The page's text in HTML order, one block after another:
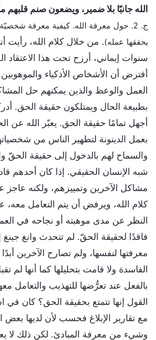
الله جانبًا بلا ضمير، ويضعون صنم قلبهم
ج. 2. حول معرفة الله. كيفية معرفة شخصيّة
يحققها عمله). من خلال كلام الله، رأيت
سنوات إيماني، أرزح تحت هذا الاعتقاد
أفترض أن الأشخاص الأذكياء
العمل والوعظ والذين يمكنهم حل
بطبيعة الحال ويمتلكون حقيقة الحق.
أجهل تمامًا حقيقة الحق. يعبّر الله عن
بعمل الدينونة لتطهير الناس من
والسماح لهم بالدخول إلى حقيقة
شبه الإنسان الحقيقي. إذا كان أحدهم
مشاكل الآخرين وتمييزهم، ولكنه عاجز
كلام الله، ويرفض أن يتم التعامل معه،
النظر عن مدى موهبته أو نجاحه في
فاقدًا لحقيقة الحقّ. لم تتحدث وانغ جينغ
معرفتها لنفسها، ولم تصارح الآخرين
الفاسدة ولا قامت بتحليلها كما أنها لم
بالفعل عند تعرُّضها للتهذيب والتعامل
القول إنها تتمتع بحقيقة الحق؟ كان في
مع تقارير الإبلاغ فحسب لأن لديها بعض
وشيء من معرفة المبادئ. لكن ذلك لا